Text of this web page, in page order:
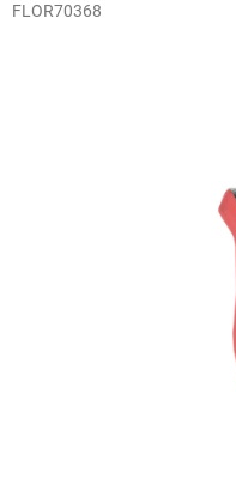
FLOR70368